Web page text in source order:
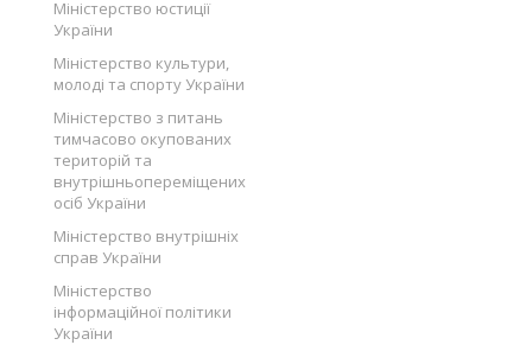
Міністерство юстиції
України
Міністерство культури,
молоді та спорту України
Міністерство з питань
тимчасово окупованих
територій та
внутрішньопереміщених
осіб України
Міністерство внутрішніх
справ України
Міністерство
інформаційної політики
України